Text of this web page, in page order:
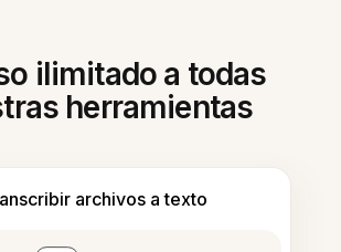
ilimitado a todas
herramientas
archivos a texto